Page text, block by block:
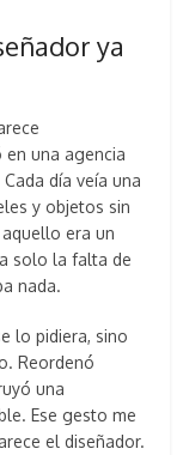
ya
en una agencia
día veía una
y objetos sin
era un
solo la falta de
nada.
lo pidiera, sino
Reordenó
una
Ese gesto me
el diseñador.